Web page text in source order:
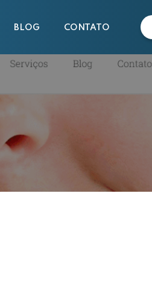
BLOG CONTATO